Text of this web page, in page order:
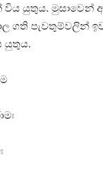
යුතුය. මුසාවෙන්
ගති පැවතුම්වලින්
යුතුය.